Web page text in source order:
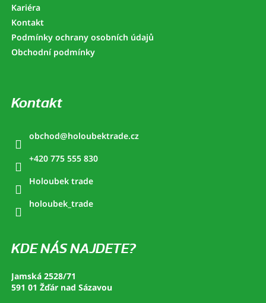
Kariéra
Kontakt
Podmínky ochrany osobních údajů
Obchodní podmínky
Kontakt
obchod@holoubektrade.cz
+420 775 555 830
Holoubek trade
holoubek_trade
KDE NÁS NAJDETE?
Jamská 2528/71
591 01 Žďár nad Sázavou